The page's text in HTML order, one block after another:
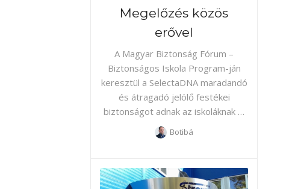
Megelőzés közös
erővel
A Magyar Biztonság Fórum –
Biztonságos Iskola Program-ján
keresztül a SelectaDNA maradandó
és átragadó jelölő festékei
biztonságot adnak az iskoláknak …
Botibá